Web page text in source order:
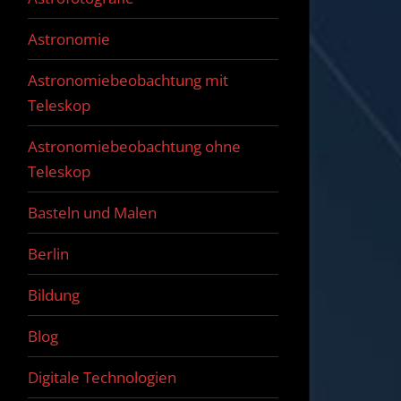
Astronomie
Astronomiebeobachtung mit
Teleskop
Astronomiebeobachtung ohne
Teleskop
Basteln und Malen
Berlin
Bildung
Blog
Digitale Technologien